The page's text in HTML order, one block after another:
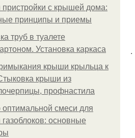
с крышей дома:
принципы и приемы
труб в туалете
Установка каркаса
крыши крыльца к
крыши из
профнастила
смеси для
газоблоков: основные
.